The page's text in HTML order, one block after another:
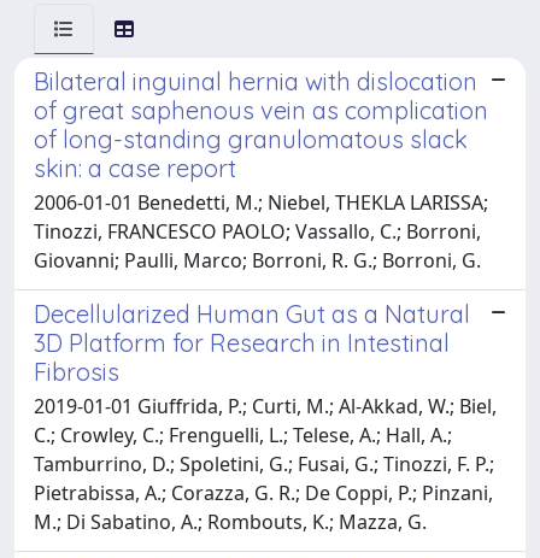
Bilateral inguinal hernia with dislocation
of great saphenous vein as complication
of long-standing granulomatous slack
skin: a case report
2006-01-01 Benedetti, M.; Niebel, THEKLA LARISSA;
Tinozzi, FRANCESCO PAOLO; Vassallo, C.; Borroni,
Giovanni; Paulli, Marco; Borroni, R. G.; Borroni, G.
Decellularized Human Gut as a Natural
3D Platform for Research in Intestinal
Fibrosis
2019-01-01 Giuffrida, P.; Curti, M.; Al-Akkad, W.; Biel,
C.; Crowley, C.; Frenguelli, L.; Telese, A.; Hall, A.;
Tamburrino, D.; Spoletini, G.; Fusai, G.; Tinozzi, F. P.;
Pietrabissa, A.; Corazza, G. R.; De Coppi, P.; Pinzani,
M.; Di Sabatino, A.; Rombouts, K.; Mazza, G.